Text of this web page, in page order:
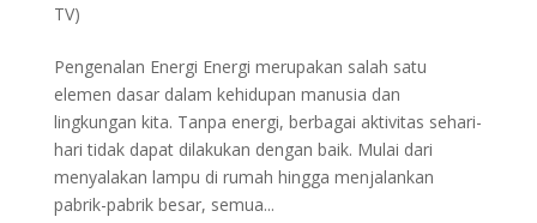
TV)
Pengenalan Energi Energi merupakan salah satu
elemen dasar dalam kehidupan manusia dan
lingkungan kita. Tanpa energi, berbagai aktivitas sehari-
hari tidak dapat dilakukan dengan baik. Mulai dari
menyalakan lampu di rumah hingga menjalankan
pabrik-pabrik besar, semua...